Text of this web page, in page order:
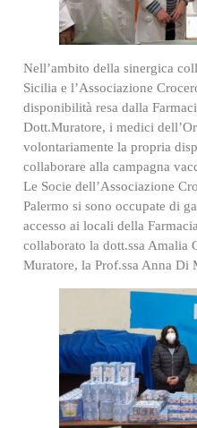
Nell’ambito della sinergica
Sicilia e l’Associazione
disponibilità resa dalla
Dott.Muratore, i medici
volontariamente la propria
collaborare alla campagna
Le Socie dell’Associazione
Palermo si sono occupate di
accesso ai locali della
collaborato la dott.ssa Amalia
Muratore, la Prof.ssa Anna Di